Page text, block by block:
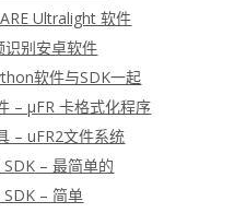
Ultralight 软件
识别安卓软件
软件与SDK一起
– μFR 卡格式化程序
– uFR2文件系统
– 最简单的
SDK – 简单